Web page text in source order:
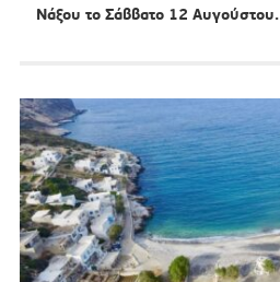
Νάξου το Σάββατο 12 Αυγούστου.